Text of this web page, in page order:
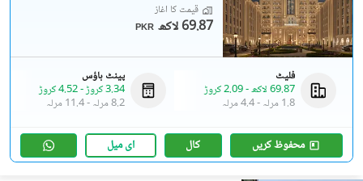
قیمت کا آغاز
PKR 69.87 لاکھ
فلیٹ
69.87 لاکھ
-2.09 کروڑ
1.8 مرلہ
-4.4 مرلہ
پینٹ ہاؤس
3.34 کروڑ
-4.52 کروڑ
8.2 مرلہ
-11.4 مرلہ
محفوظ کریں کال ای میل